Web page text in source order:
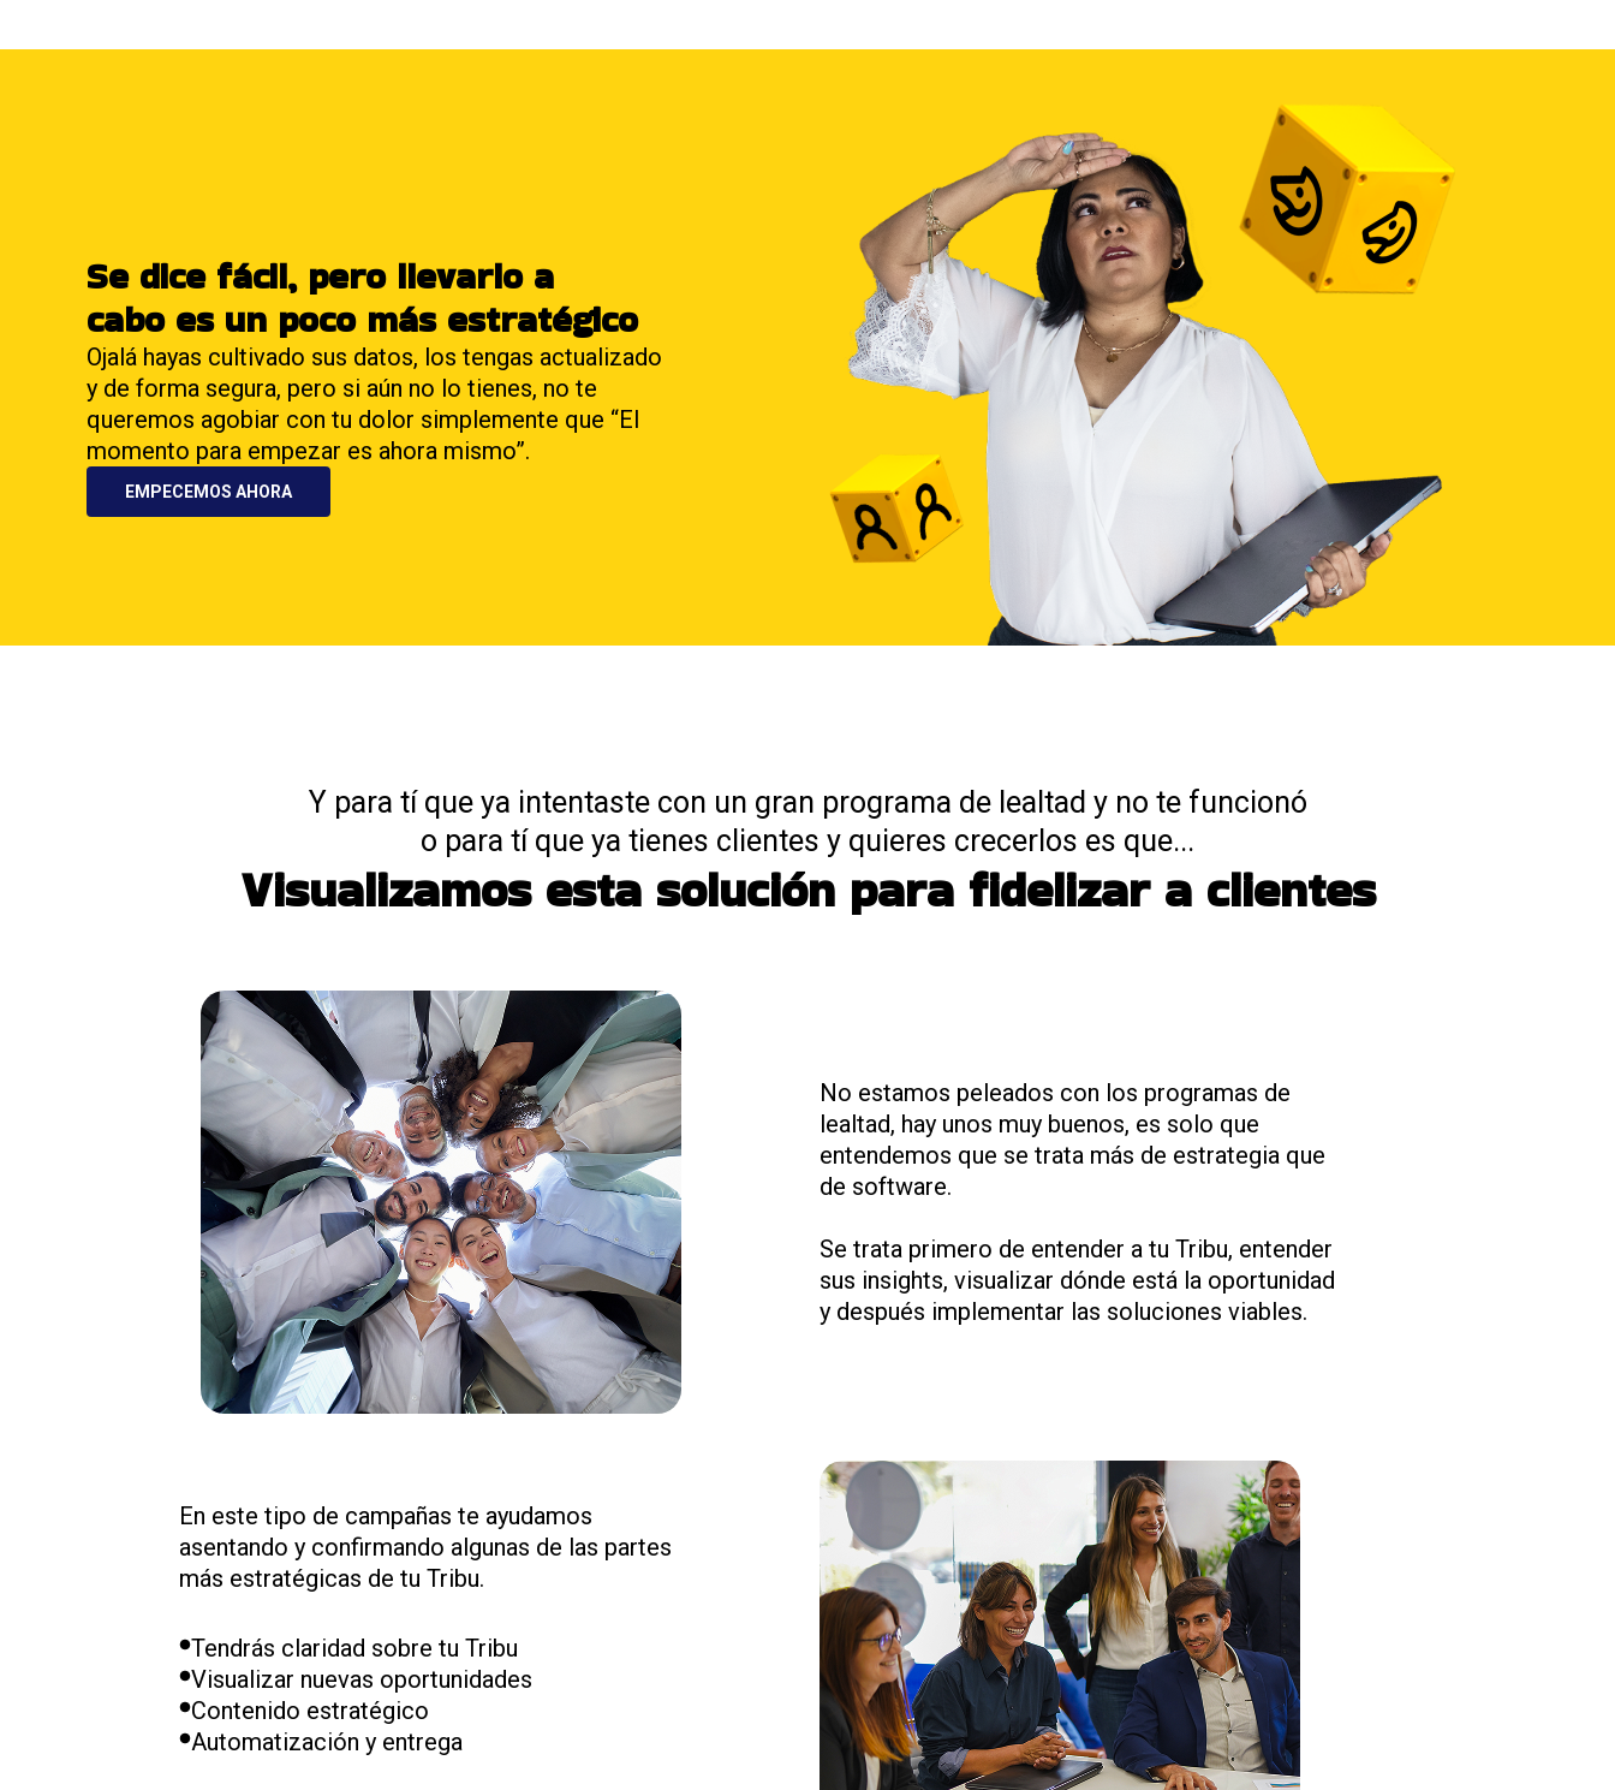
Se dice fácil, pero llevarlo a
cabo es un poco más estratégico
Ojalá hayas cultivado sus datos, los tengas actualizado
y de forma segura, pero si aún no lo tienes, no te
queremos agobiar con tu dolor simplemente que “El
momento para empezar es ahora mismo”.
EMPECEMOS AHORA
Y para tí que ya intentaste con un gran programa de lealtad y no te funcionó
o para tí que ya tienes clientes y quieres crecerlos es que...
Visualizamos esta solución para fidelizar a clientes
No estamos peleados con los programas de
lealtad, hay unos muy buenos, es solo que
entendemos que se trata más de estrategia que
de software.
Se trata primero de entender a tu Tribu, entender
sus insights, visualizar dónde está la oportunidad
y después implementar las soluciones viables.
En este tipo de campañas te ayudamos
asentando y confirmando algunas de las partes
más estratégicas de tu Tribu.
Tendrás claridad sobre tu Tribu
Visualizar nuevas oportunidades
Contenido estratégico
Automatización y entrega